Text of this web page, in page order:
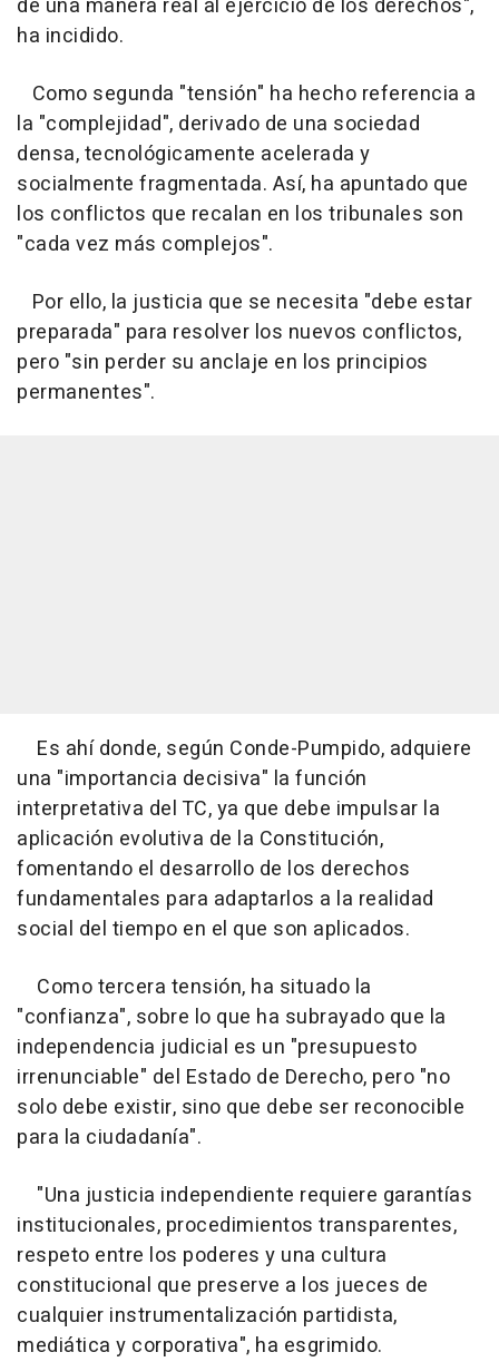
de una manera real al ejercicio de los derechos",
ha incidido.
Como segunda "tensión" ha hecho referencia a
la "complejidad", derivado de una sociedad
densa, tecnológicamente acelerada y
socialmente fragmentada. Así, ha apuntado que
los conflictos que recalan en los tribunales son
"cada vez más complejos".
Por ello, la justicia que se necesita "debe estar
preparada" para resolver los nuevos conflictos,
pero "sin perder su anclaje en los principios
permanentes".
Es ahí donde, según Conde-Pumpido, adquiere
una "importancia decisiva" la función
interpretativa del TC, ya que debe impulsar la
aplicación evolutiva de la Constitución,
fomentando el desarrollo de los derechos
fundamentales para adaptarlos a la realidad
social del tiempo en el que son aplicados.
Como tercera tensión, ha situado la
"confianza", sobre lo que ha subrayado que la
independencia judicial es un "presupuesto
irrenunciable" del Estado de Derecho, pero "no
solo debe existir, sino que debe ser reconocible
para la ciudadanía".
"Una justicia independiente requiere garantías
institucionales, procedimientos transparentes,
respeto entre los poderes y una cultura
constitucional que preserve a los jueces de
cualquier instrumentalización partidista,
mediática y corporativa", ha esgrimido.